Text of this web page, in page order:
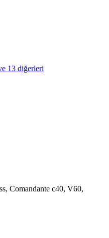
13 diğerleri
Comandante c40, V60,